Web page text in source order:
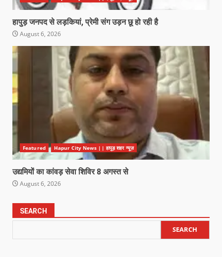
हापुड़ जनपद से लड़कियां, प्रेमी संग उड़न छू हो रही है
August 6, 2026
Featured Hapur City News || हापुड़ शहर न्यूज़
उद्यमियों का कांवड़ सेवा शिविर 8 अगस्त से
August 6, 2026
SEARCH
SEARCH